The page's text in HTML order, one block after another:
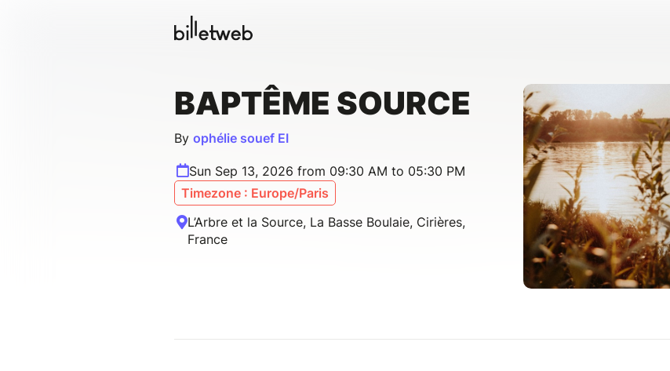
BAPTÊME SOURCE
By ophélie souef EI
Sun Sep 13, 2026 from 09:30 AM to 05:30 PM
Timezone : Europe/Paris
L’Arbre et la Source, La Basse Boulaie, Cirières,
France